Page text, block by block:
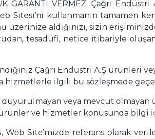
GARANTİ VERMEZ. Çağrı
Sitesi’ni kullanmanın tamamen
aldığınızı, sizin
tesadüfi, netice itibariyle oluşan
Çağrı Endüstri A.Ş
hizmetlerle ilgili bu sözleşmede
veya mevcut
ve hizmetler konusunda bilgi
Web Site’mizde referans olarak